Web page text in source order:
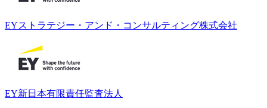
EYストラテジー・アンド・コンサルティング株式会社
EY新日本有限責任監査法人